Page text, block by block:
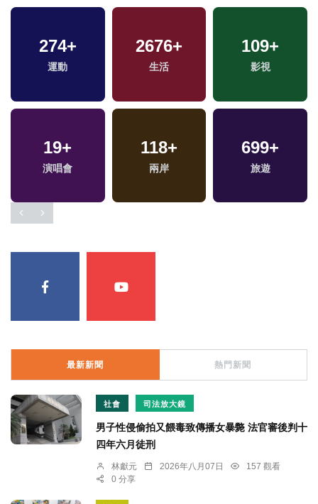
274+
運動
2676+
生活
109+
影視
19+
演唱會
118+
兩岸
699+
旅遊
最新新聞 熱門新聞
社會 司法放大鏡
男子性侵偷拍又餵毒致傳播女暴斃 法官審後判十
四年六月徒刑
林獻元 2026年八月07日
157 觀看
0 分享